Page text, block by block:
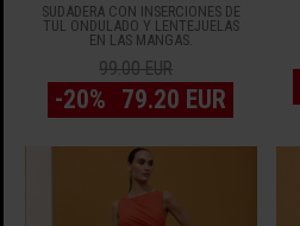
SUDADERA CON INSERCIONES DE
TUL ONDULADO Y LENTEJUELAS
EN LAS MANGAS.
99.00 EUR
-20% 79.20 EUR